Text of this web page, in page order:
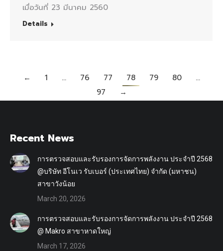
เมื่อวันที่ 23 มีนาคม 2560
Details
← 1 … 76 77 78 79 80
…
97
→
Recent News
การตรวจสอบและรับรองการจัดการพลังงาน ประจำปี 2568
@บริษัท อีโนเว รับเบอร์ (ประเทศไทย) จำกัด (มหาชน)
สาขาวังน้อย
March 20, 2026
การตรวจสอบและรับรองการจัดการพลังงาน ประจำปี 2568
@ Makro สาขาหาดใหญ่
March 17, 2026